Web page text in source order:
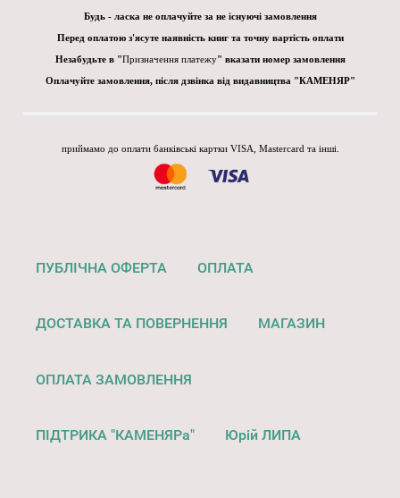
Будь - ласка не оплачуйте за не існуючі замовлення
Перед оплатою з'ясуте наявність книг та точну вартість оплати
Незабудьте в "Призначення платежу" вказати номер замовлення
Оплачуйте замовлення, після дзвінка від видавництва "КАМЕНЯР"
приймамо до оплати банківські картки VISA, Mastercard та інші.
ПУБЛІЧНА ОФЕРТА ОПЛАТА
ДОСТАВКА ТА ПОВЕРНЕННЯ МАГАЗИН
ОПЛАТА ЗАМОВЛЕННЯ
ПІДТРИКА "КАМЕНЯРа" Юрій ЛИПА